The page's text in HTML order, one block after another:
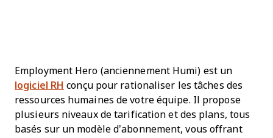
Employment Hero (anciennement Humi) est un
logiciel RH conçu pour rationaliser les tâches des
ressources humaines de votre équipe. Il propose
plusieurs niveaux de tarification et des plans, tous
basés sur un modèle d’abonnement, vous offrant